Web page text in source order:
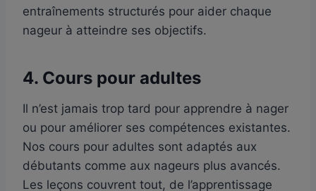
entraînements structurés pour aider chaque
nageur à atteindre ses objectifs.
4. Cours pour adultes
Il n’est jamais trop tard pour apprendre à nager
ou pour améliorer ses compétences existantes.
Nos cours pour adultes sont adaptés aux
débutants comme aux nageurs plus avancés.
Les leçons couvrent tout, de l’apprentissage